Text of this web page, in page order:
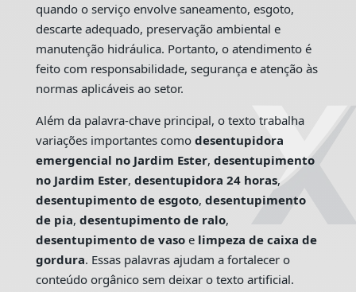
quando o serviço envolve saneamento, esgoto,
descarte adequado, preservação ambiental e
manutenção hidráulica. Portanto, o atendimento é
feito com responsabilidade, segurança e atenção às
normas aplicáveis ao setor.
Além da palavra-chave principal, o texto trabalha
variações importantes como desentupidora
emergencial no Jardim Ester, desentupimento
no Jardim Ester, desentupidora 24 horas,
desentupimento de esgoto, desentupimento
de pia, desentupimento de ralo,
desentupimento de vasoe limpeza de caixa de
gordura. Essas palavras ajudam a fortalecer o
conteúdo orgânico sem deixar o texto artificial.